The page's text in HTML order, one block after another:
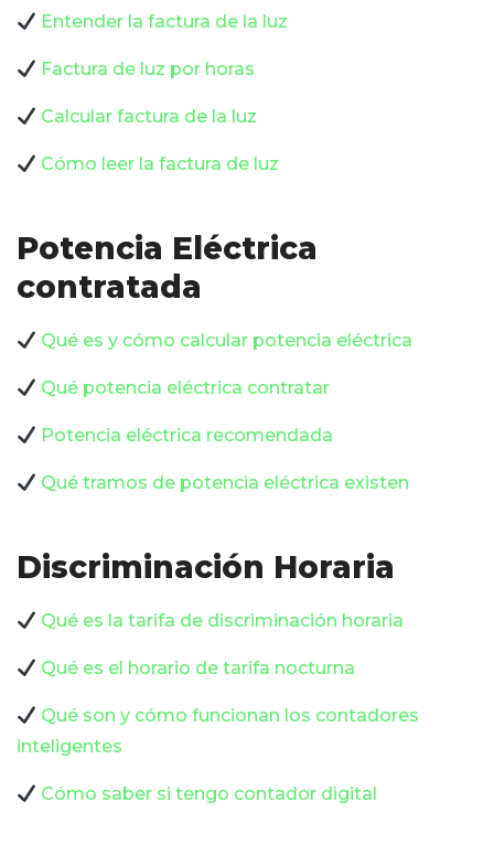
Entender la factura de la luz
Factura de luz por horas
Calcular factura de la luz
Cómo leer la factura de luz
Potencia Eléctrica
contratada
Qué es y cómo calcular potencia eléctrica
Qué potencia eléctrica contratar
Potencia eléctrica recomendada
Qué tramos de potencia eléctrica existen
Discriminación Horaria
Qué es la tarifa de discriminación horaria
Qué es el horario de tarifa nocturna
Qué son y cómo funcionan los contadores
inteligentes
Cómo saber si tengo contador digital